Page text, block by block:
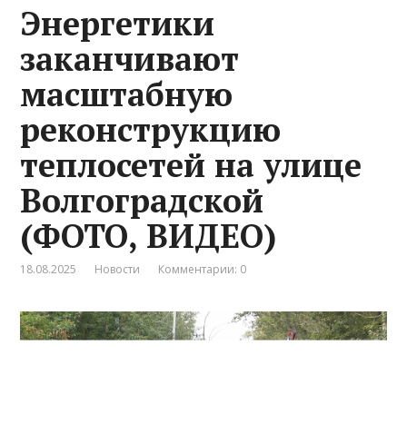
Энергетики
заканчивают
масштабную
реконструкцию
теплосетей на улице
Волгоградской
(ФОТО, ВИДЕО)
18.08.2025 Новости Комментарии: 0